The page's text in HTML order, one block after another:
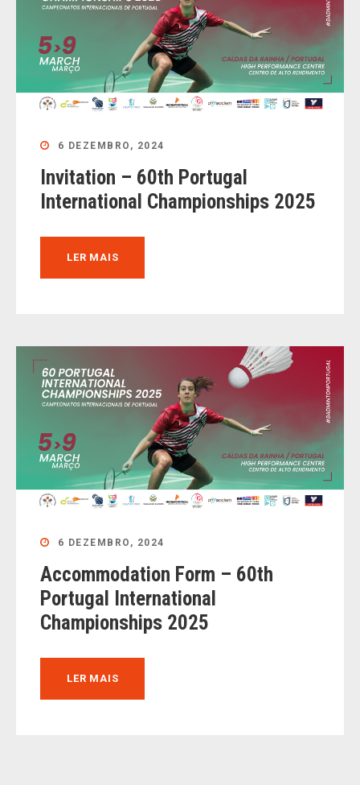
6 DEZEMBRO, 2024
Invitation – 60th Portugal
International Championships 2025
LER MAIS
6 DEZEMBRO, 2024
Accommodation Form – 60th
Portugal International
Championships 2025
LER MAIS